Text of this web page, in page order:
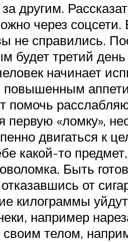
другим.
через
не справились.
третий день
начинает
повышенным
помочь
«ломку»,
двигаться к
какой-то
Быть
от
килограммы
например
телом,